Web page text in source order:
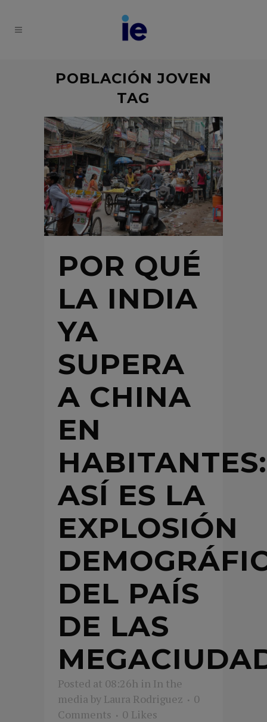
POBLACIÓN JOVEN
TAG
POR QUÉ
LA INDIA
YA
SUPERA
A CHINA
EN
HABITANTES:
ASÍ ES LA
EXPLOSIÓN
DEL PAÍS
DE LAS
Posted at 08:26h in In the
media by Laura Rodriguez
0
Comments
0 Likes